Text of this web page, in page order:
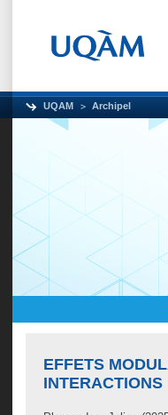
UQAM Archipel
EFFETS